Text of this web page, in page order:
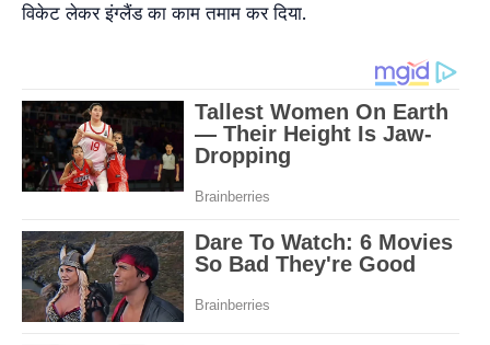
विकेट लेकर इंग्लैंड का काम तमाम कर दिया.